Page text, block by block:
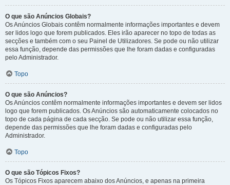
O que são Anúncios Globais?
Os Anúncios Globais contêm normalmente informações importantes e devem
ser lidos logo que forem publicados. Eles irão aparecer no topo de todas as
secções e também com o seu Painel de Utilizadores. Se pode ou não utilizar
essa função, depende das permissões que lhe foram dadas e configuradas
pelo Administrador.
Topo
O que são Anúncios?
Os Anúncios contêm normalmente informações importantes e devem ser lidos
logo que forem publicados. Os Anúncios são automaticamente colocados no
topo de cada página de cada secção. Se pode ou não utilizar essa função,
depende das permissões que lhe foram dadas e configuradas pelo
Administrador.
Topo
O que são Tópicos Fixos?
Os Tópicos Fixos aparecem abaixo dos Anúncios, e apenas na primeira